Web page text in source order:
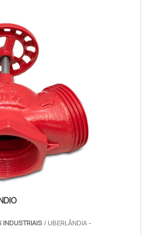
com o resultado fina...
INDUSTRIAIS / UBERLÂNDIA -